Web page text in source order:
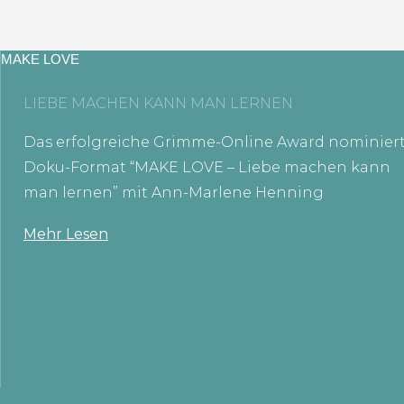
MAKE LOVE
LIEBE MACHEN KANN MAN LERNEN
Das erfolgreiche Grimme-Online Award
Doku-Format “MAKE LOVE – Liebe machen kann
man lernen” mit Ann-Marlene Henning
Mehr Lesen